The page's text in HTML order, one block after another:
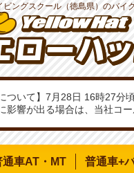
ビングスクール（徳島県）のバイ
について】7月28日 16時27分
影響が出る場合は、当社コ
通車AT・MT 普通車+